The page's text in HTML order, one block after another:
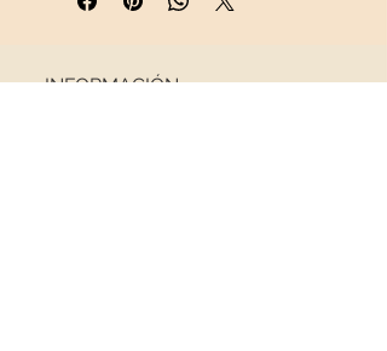
Peso:1,208 lb / 785 g
paqueteaseguradoen una caja
INFORMACIÓN